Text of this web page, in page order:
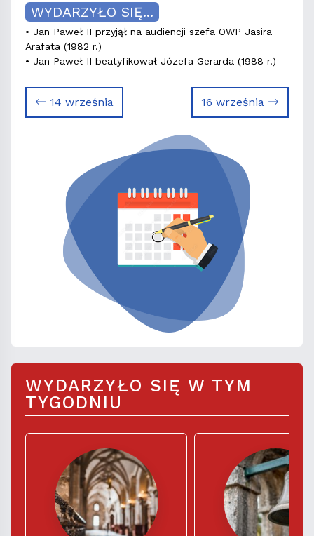
WYDARZYŁO SIĘ...
• Jan Paweł II przyjął na audiencji szefa OWP Jasira
Arafata (1982 r.)
• Jan Paweł II beatyfikował Józefa Gerarda (1988 r.)
14 września 16 września
WYDARZYŁO SIĘ W TYM
TYGODNIU